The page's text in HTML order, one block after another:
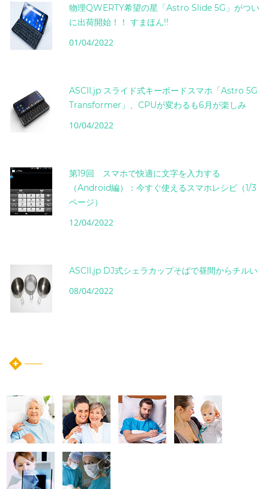
物理QWERTY希望の星「Astro Slide 5G」がつい
に出荷開始！！ すまほん!!
01/04/2022
ASCII.jp スライド式キーボードスマホ「Astro 5G
Transformer」、CPUが変わるも6月が楽しみ
10/04/2022
第19回 スマホで快適に文字を入力する
（Android編）：今すぐ使えるスマホレシピ（1/3
ページ）
12/04/2022
ASCII.jp DJ式シェラカップそばで昼間からチルい
08/04/2022